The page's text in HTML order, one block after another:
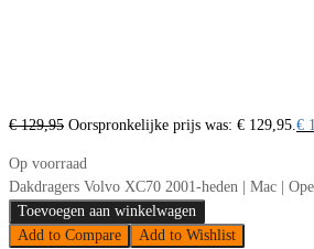
€129,95 Oorspronkelijke prijs was: € 129,95. €
Op voorraad
Dakdragers Volvo XC70 2001-heden | Mac |
Toevoegen aan winkelwagen
Add to Compare
Add to Wishlist